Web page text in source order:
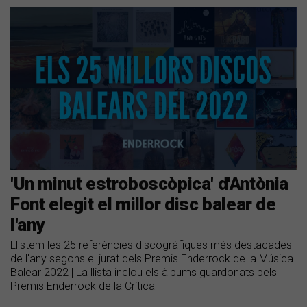
'Un minut estroboscòpica' d'Antònia
Font elegit el millor disc balear de
l'any
Llistem les 25 referències discogràfiques més destacades
de l'any segons el jurat dels Premis Enderrock de la Música
Balear 2022 | La llista inclou els àlbums guardonats pels
Premis Enderrock de la Crítica